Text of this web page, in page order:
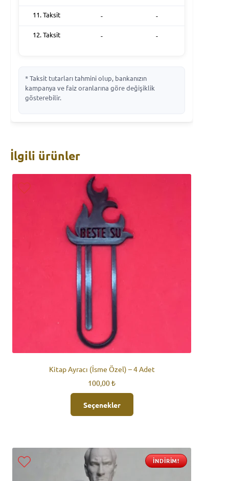
11. Taksit - -
12. Taksit - -
* Taksit tutarları tahmini olup, bankanızın
kampanya ve faiz oranlarına göre değişiklik
gösterebilir.
İlgili ürünler
Kitap Ayracı (İsme Özel) – 4 Adet
100,00₺
Seçenekler
İNDIRIM!